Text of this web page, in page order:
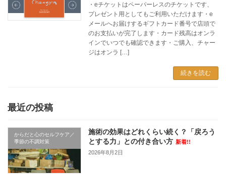
・eチケットはペーパーレスのチケットです、
プレゼント用としてもご利用いただけます・e
メールへお届けするギフトカード番号で店頭で
のお支払いが完了します・カード残高はオンラ
インでいつでも確認できます・ご購入、チャー
ジはオンラ […]
続きを読む
最近の投稿
からだと心のセルフケア／
季節の不調対策
施術の効果はどれくらい続く？「戻ろう
とする力」との付き合い方 新着!!
2026年8月2日